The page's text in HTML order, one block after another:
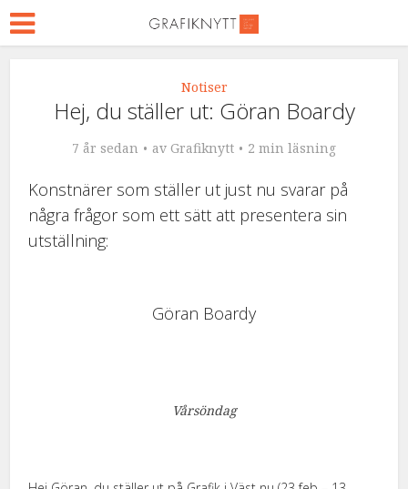
Notiser
Hej, du ställer ut: Göran Boardy
7 år sedan av Grafiknytt 2 min läsning
Konstnärer som ställer ut just nu svarar på
några frågor som ett sätt att presentera sin
utställning:
Göran Boardy
Vårsöndag